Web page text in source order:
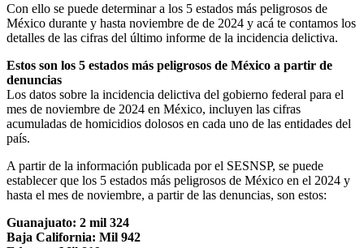
Con ello se puede determinar a los 5 estados más peligrosos de
México durante y hasta noviembre de de 2024 y acá te contamos los
detalles de las cifras del último informe de la incidencia delictiva.
Estos son los 5 estados más peligrosos de México a partir de
denuncias
Los datos sobre la incidencia delictiva del gobierno federal para el
mes de noviembre de 2024 en México, incluyen las cifras
acumuladas de homicidios dolosos en cada uno de las entidades del
país.
A partir de la información publicada por el SESNSP, se puede
establecer que los 5 estados más peligrosos de México en el 2024 y
hasta el mes de noviembre, a partir de las denuncias, son estos:
Guanajuato: 2 mil 324
Baja California: Mil 942